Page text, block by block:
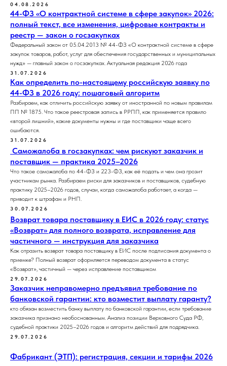
04.08.2026
44-ФЗ «О контрактной системе в сфере закупок» 2026:
полный текст, все изменения, цифровые контракты и
реестр — закон о госзакупках
Федеральный закон от 05.04.2013 № 44-ФЗ «О контрактной системе в сфере
закупок товаров, работ, услуг для обеспечения государственных и муниципальных
нужд» — главный закон о госзакупках. Актуальная редакция 2026 года
31.07.2026
Как определить по-настоящему российскую заявку по
44-ФЗ в 2026 году: пошаговый алгоритм
Разбираем, как отличить российскую заявку от иностранной по новым правилам
ПП № 1875. Что такое реестровая запись в РРПП, как применяется правило
«второй лишний», какие документы нужны и где поставщики чаще всего
ошибаются.
31.07.2026
Саможалоба в госзакупках: чем рискуют заказчик и
поставщик — практика 2025–2026
Что такое саможалоба по 44-ФЗ и 223-ФЗ, как её подать и чем она грозит
участникам рынка. Разбираем риски для заказчиков и поставщиков, судебную
практику 2025–2026 годов, случаи, когда саможалоба работает, а когда —
приводит к штрафам и РНП.
30.07.2026
Возврат товара поставщику в ЕИС в 2026 году: статус
«Возврат» для полного возврата, исправление для
частичного — инструкция для заказчика
Как отразить возврат товара поставщику в ЕИС после подписания документа о
приемке? Полный возврат оформляется переводом документа в статус
«Возврат», частичный — через исправление поставщиком
29.07.2026
Заказчик неправомерно предъявил требование по
банковской гарантии: кто возместит выплату гаранту?
кто обязан возместить банку выплату по банковской гарантии, если требование
заказчика признано необоснованным. Анализ позиции Верховного Суда РФ,
судебной практики 2025–2026 годов и алгоритм действий для подрядчика.
29.07.2026
Фабрикант (ЭТП): регистрация, секции и тарифы 2026